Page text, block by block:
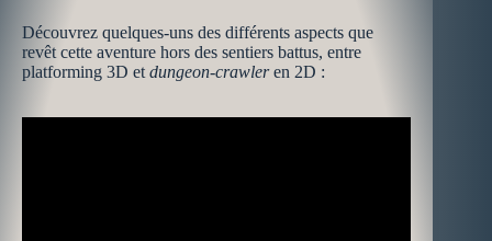
Découvrez quelques-uns des différents aspects que
revêt cette aventure hors des sentiers battus, entre
platforming 3D et dungeon-crawleren 2D :